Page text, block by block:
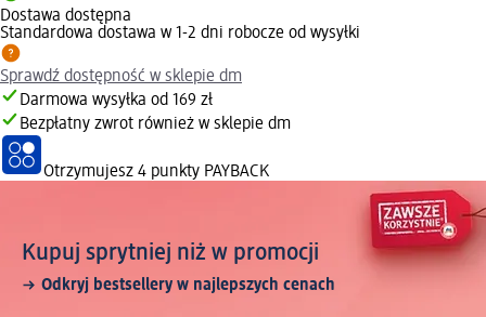
Dostawa dostępna
Standardowa dostawa w 1-2 dni robocze od wysyłki
Sprawdź dostępność w sklepie dm
Darmowa wysyłka od 169 zł
Bezpłatny zwrot również w sklepie dm
Otrzymujesz 4 punkty PAYBACK
Kupuj sprytniej niż w promocji
Odkryj bestsellery w najlepszych cenach